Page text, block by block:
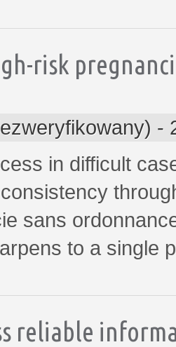
risk
-
in difficult
sans
to a single
reliable